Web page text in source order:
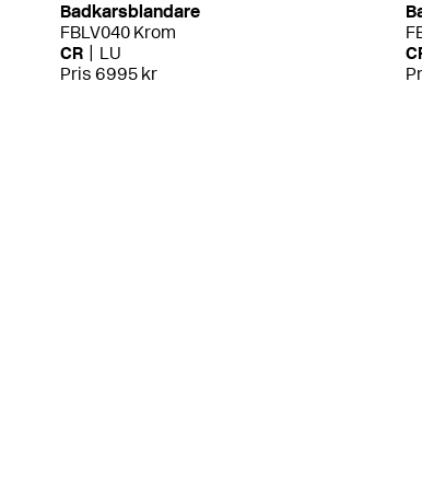
Badkarsblandare
FBLV040 Krom
CR
LU
Pris 6995 kr